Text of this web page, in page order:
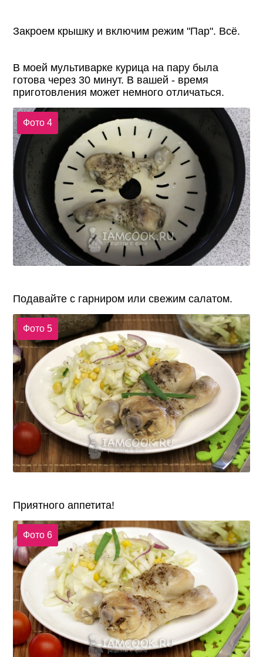
Закроем крышку и включим режим "Пар". Всё.
В моей мультиварке курица на пару была
готова через 30 минут. В вашей - время
приготовления может немного отличаться.
Фото 4
Подавайте с гарниром или свежим салатом.
Фото 5
Приятного аппетита!
Фото 6